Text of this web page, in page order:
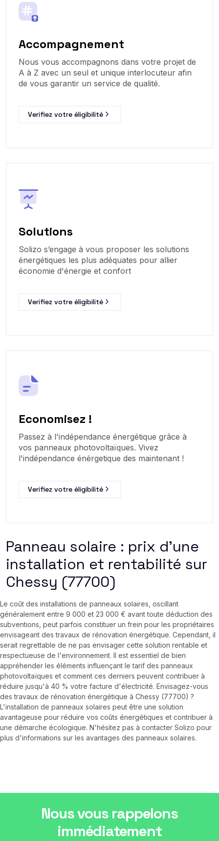
Accompagnement
Nous vous accompagnons dans votre projet de
A à Z avec un seul et unique interlocuteur afin
de vous garantir un service de qualité.
Verifiez votre éligibilité
Solutions
Solizo s’engage à vous proposer les solutions
énergétiques les plus adéquates pour allier
économie d'énergie et confort
Verifiez votre éligibilité
Economisez !
Passez à l'indépendance énergétique grâce à
vos panneaux photovoltaïques. Vivez
l'indépendance énérgetique des maintenant !
Verifiez votre éligibilité
Panneau solaire : prix d’une
installation et rentabilité sur
Chessy (77700)
Le coût des installations de panneaux solaires, oscillant
généralement entre 9 000 et 23 000 € avant toute déduction des
subventions, peut parfois constituer un frein pour les propriétaires
envisageant des travaux de rénovation énergétique. Cependant, il
serait regrettable de ne pas envisager cette solution rentable et
respectueuse de l'environnement. Il est essentiel de bien
appréhender les éléments influençant le tarif des panneaux
photovoltaïques et comment ces derniers peuvent contribuer à
réduire jusqu'à 40 % votre facture d'électricité. Envisagez-vous
des travaux de rénovation énergétique à Chessy (77700) ?
L'installation de panneaux solaires peut être une solution
avantageuse pour réduire vos coûts énergétiques et contribuer à
une démarche écologique. N'hésitez pas à contacter Solizo pour
plus d'informations sur les avantages des panneaux solaires.
Nous vous rappelons
immédiatement